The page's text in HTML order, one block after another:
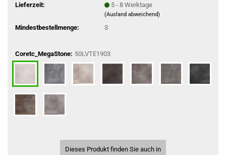
Lieferzeit:
5 - 8 Werktage
(Ausland abweichend)
Mindestbestellmenge: 3
Coretc_MegaStone: 50LVTE1903
Dieses Produkt finden Sie auch in